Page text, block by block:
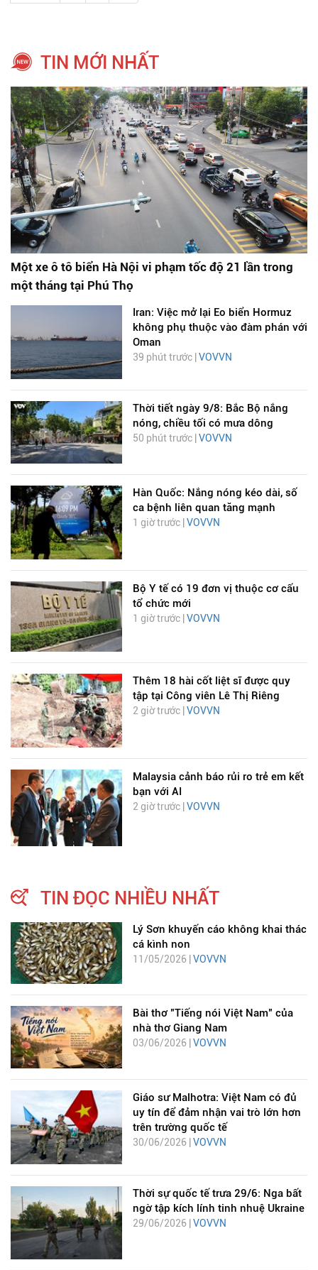
TIN MỚI NHẤT
Một xe ô tô biển Hà Nội vi phạm tốc độ 21 lần trong
một tháng tại Phú Thọ
Iran: Việc mở lại Eo biển Hormuz
không phụ thuộc vào đàm phán với
Oman
39 phút trước | VOVVN
Thời tiết ngày 9/8: Bắc Bộ nắng
nóng, chiều tối có mưa dông
50 phút trước | VOVVN
Hàn Quốc: Nắng nóng kéo dài, số
ca bệnh liên quan tăng mạnh
1 giờ trước | VOVVN
Bộ Y tế có 19 đơn vị thuộc cơ cấu
tổ chức mới
1 giờ trước | VOVVN
Thêm 18 hài cốt liệt sĩ được quy
tập tại Công viên Lê Thị Riêng
2 giờ trước |VOVVN
Malaysia cảnh báo rủi ro trẻ em kết
bạn với AI
2 giờ trước | VOVVN
TIN ĐỌC NHIỀU NHẤT
Lý Sơn khuyến cáo không khai thác
cá kình non
11/05/2026 |VOVVN
Bài thơ "Tiếng nói Việt Nam" của
nhà thơ Giang Nam
03/06/2026 | VOVVN
Giáo sư Malhotra: Việt Nam có đủ
uy tín để đảm nhận vai trò lớn hơn
trên trường quốc tế
30/06/2026 | VOVVN
Thời sự quốc tế trưa 29/6: Nga bất
ngờ tập kích lính tinh nhuệ Ukraine
29/06/2026 | VOVVN